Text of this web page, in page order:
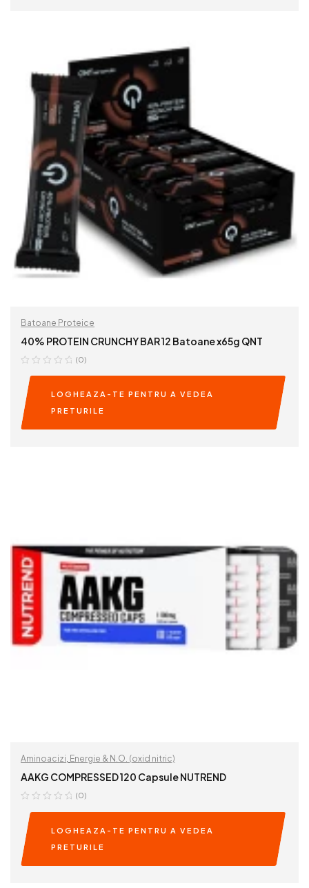
Batoane Proteice
40% PROTEIN CRUNCHY BAR 12 Batoane x65g QNT
(0)
LOGHEAZA-TE PENTRU A VEDEA
PRETURILE
Aminoacizi, Energie & N.O. (oxid nitric)
AAKG COMPRESSED 120 Capsule NUTREND
(0)
LOGHEAZA-TE PENTRU A VEDEA
PRETURILE